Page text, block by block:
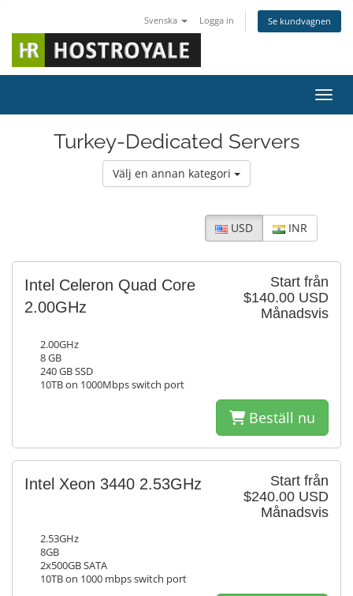
Svenska Logga in Se kundvagnen
Turkey-Dedicated Servers
Välj en annan kategori
USD INR
Start från
$140.00 USD
Månadsvis
Intel Celeron Quad Core
2.00GHz
2.00GHz
8 GB
240 GB SSD
10TB on 1000Mbps switch port
Beställ nu
Start från
$240.00 USD
Månadsvis
Intel Xeon 3440 2.53GHz
2.53GHz
8GB
2x500GB SATA
10TB on 1000 mbps switch port